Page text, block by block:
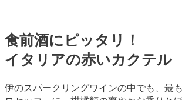
食前酒にピッタリ！
イタリアの赤いカクテル
伊のスパークリングワインの中でも、最